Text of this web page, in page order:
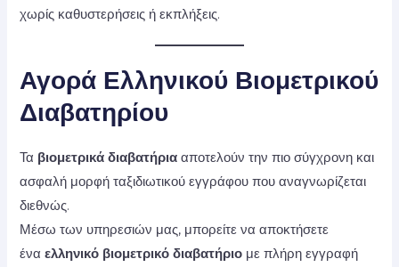
χωρίς καθυστερήσεις ή εκπλήξεις.
Αγορά Ελληνικού Βιομετρικού
Διαβατηρίου
Τα βιομετρικά διαβατήρια αποτελούν την πιο σύγχρονη και
ασφαλή μορφή ταξιδιωτικού εγγράφου που αναγνωρίζεται
διεθνώς.
Μέσω των υπηρεσιών μας, μπορείτε να αποκτήσετε
έναελληνικό βιομετρικό διαβατήριο με πλήρη εγγραφή